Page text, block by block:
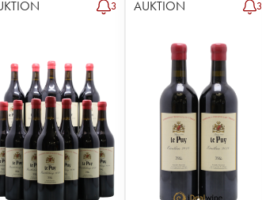
3 AUKTION 3